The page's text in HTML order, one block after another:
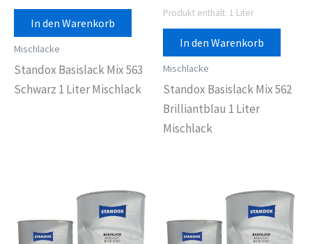
In den Warenkorb
Mischlacke
Standox Basislack Mix 563
Schwarz 1 Liter Mischlack
Produkt enthält: 1 Liter
In den Warenkorb
Mischlacke
Standox Basislack Mix 562
Brilliantblau 1 Liter
Mischlack